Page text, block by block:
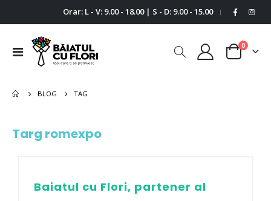
Orar: L - V: 9.00 - 18.00 | S - D: 9.00 - 15.00 |
Comutare
Cart
0
BLOG TAG
Targ romexpo
Baiatul cu Flori, partener al